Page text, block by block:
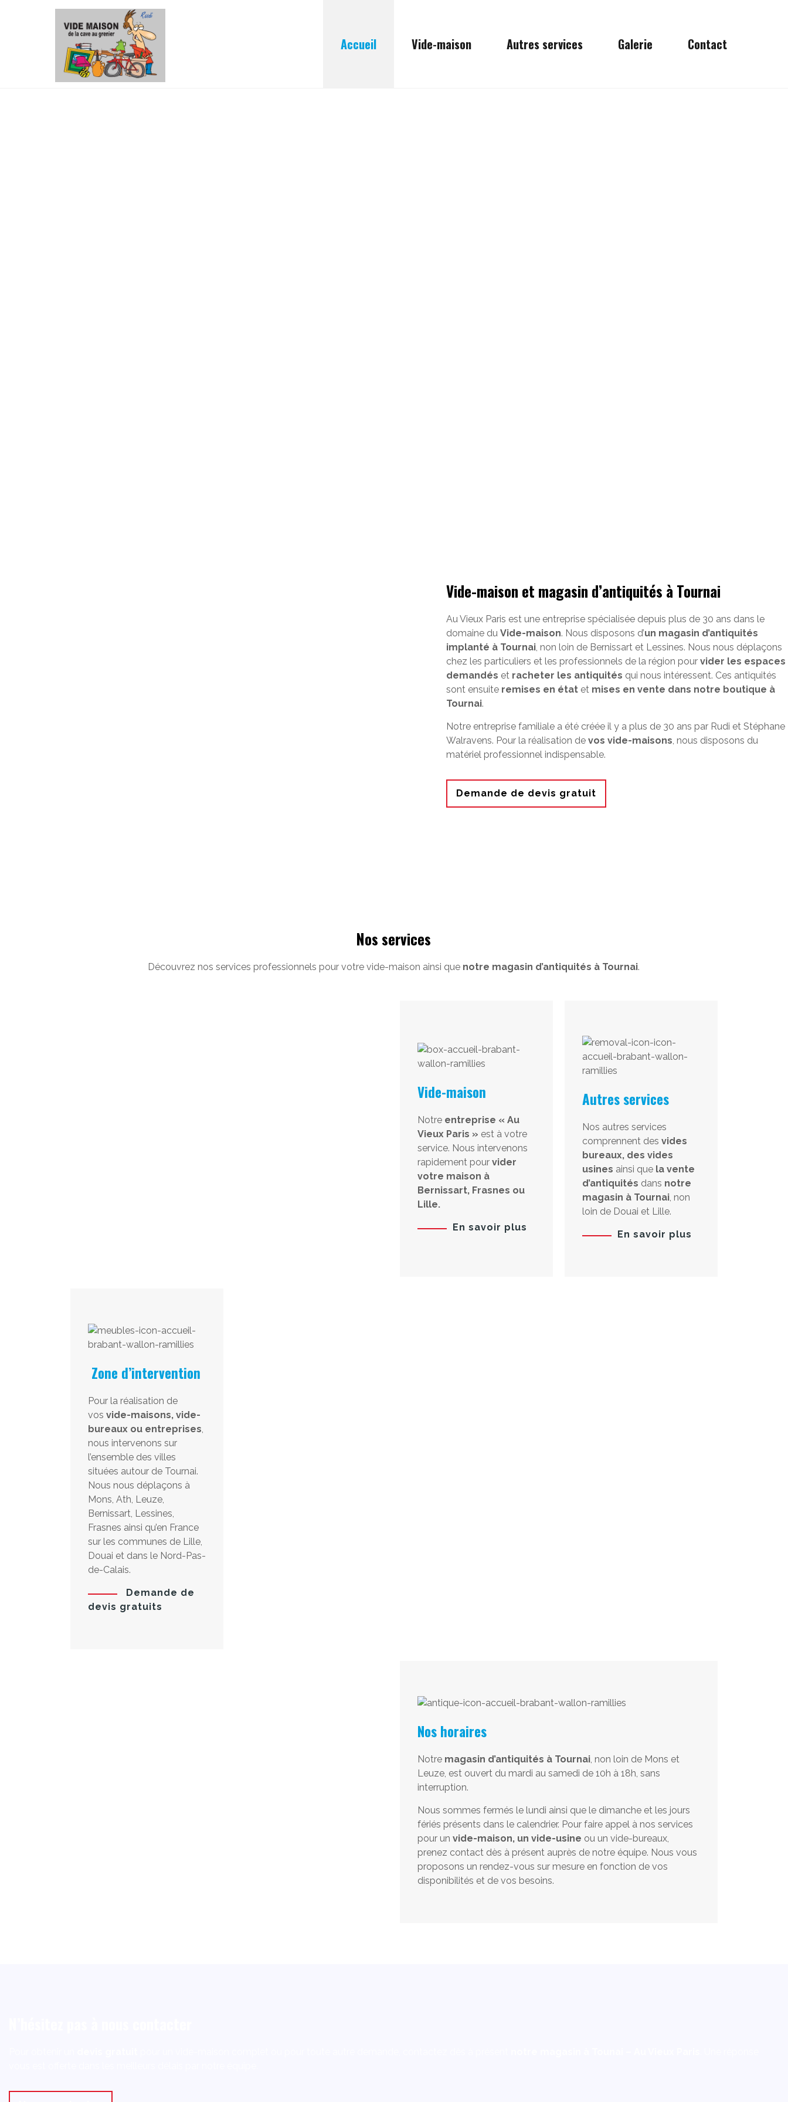
Accueil Vide-maison Autres services Galerie Contact
Vide-maison et magasin d’antiquités à Tournai
Au Vieux Paris est une entreprise spécialisée depuis plus de 30 ans dans le
domaine duVide-maison. Nous disposons d’un magasin d’antiquités
implanté à Tournai, non loin de Bernissart et Lessines. Nous nous déplaçons
chez les particuliers et les professionnels de la région pourvider les espaces
demandés et racheter les antiquités qui nous intéressent. Ces antiquités
sont ensuite remises en état et mises en vente dans notre boutique à
Tournai.
Notre entreprise familiale a été créée il y a plus de 30 ans par Rudi et Stéphane
Walravens. Pour la réalisation devos vide-maisons, nous disposons du
matériel professionnel indispensable.
Demande de devis gratuit
Nos services
Découvrez nos services professionnels pour votre vide-maison ainsi que notre magasin d’antiquités à Tournai.
Vide-maison
Notre entreprise « Au
Vieux Paris » est à votre
service. Nous intervenons
rapidement pour vider
votre maison à
Bernissart, Frasnes ou
Lille.
En savoir plus
Autres services
Nos autres services
comprennent des vides
bureaux, des vides
usines ainsi que la vente
d’antiquités dans notre
magasin à Tournai, non
loin de Douai et Lille.
En savoir plus
Zone d’intervention
Pour la réalisation de
vos vide-maisons, vide-
bureaux ou entreprises,
nous intervenons sur
l’ensemble des villes
situées autour de Tournai.
Nous nous déplaçons à
Mons, Ath, Leuze,
Bernissart, Lessines,
Frasnes ainsi qu’en France
sur les communes de Lille,
Douai et dans le Nord-Pas-
de-Calais.
Demande de
devis gratuits
Nos horaires
Notre magasin d’antiquités à Tournai, non loin de Mons et
Leuze, est ouvert du mardi au samedi de 10h à 18h, sans
interruption.
Nous sommes fermés le lundi ainsi que le dimanche et les jours
fériés présents dans le calendrier. Pour faire appel à nos services
pour un vide-maison, un vide-usine ou un vide-bureaux,
prenez contact dès à présent auprès de notre équipe. Nous vous
proposons un rendez-vous sur mesure en fonction de vos
disponibilités et de vos besoins.